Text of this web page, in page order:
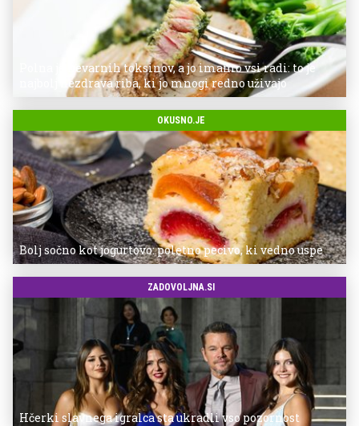
Polna je nevarnih toksinov, a jo imamo vsi radi: to je
najbolj nezdrava riba, ki jo mnogi redno uživajo
OKUSNO.JE
Bolj sočno kot jogurtovo: poletno pecivo, ki vedno uspe
ZADOVOLJNA.SI
Hčerki slavnega igralca sta ukradli vso pozornost